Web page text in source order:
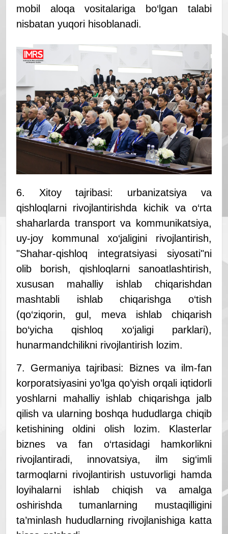
mobil aloqa vositalariga bo‘lgan talabi
nisbatan yuqori hisoblanadi.
6. Xitoy tajribasi: urbanizatsiya va
qishloqlarni rivojlantirishda kichik va o‘rta
shaharlarda transport va kommunikatsiya,
uy-joy kommunal xo‘jaligini rivojlantirish,
"Shahar-qishloq integratsiyasi siyosati"ni
olib borish, qishloqlarni sanoatlashtirish,
xususan mahalliy ishlab chiqarishdan
mashtabli ishlab chiqarishga o‘tish
(qo‘ziqorin, gul, meva ishlab chiqarish
bo‘yicha qishloq xo‘jaligi parklari),
hunarmandchilikni rivojlantirish lozim.
7. Germaniya tajribasi: Biznes va ilm-fan
korporatsiyasini yo’lga qo’yish orqali iqtidorli
yoshlarni mahalliy ishlab chiqarishga jalb
qilish va ularning boshqa hududlarga chiqib
ketishining oldini olish lozim. Klasterlar
biznes va fan o‘rtasidagi hamkorlikni
rivojlantiradi, innovatsiya, ilm sig‘imli
tarmoqlarni rivojlantirish ustuvorligi hamda
loyihalarni ishlab chiqish va amalga
oshirishda tumanlarning mustaqilligini
ta’minlash hududlarning rivojlanishiga katta